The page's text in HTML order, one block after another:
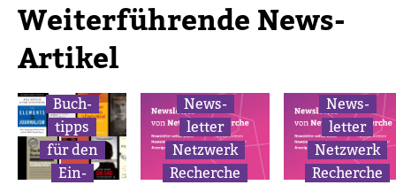
Wei­ter­füh­rende News-​
Artikel
Buch­
tipps
für den
Ein­
News­
letter
Netz­werk
Recherche
News­
letter
Netz­werk
Recherche